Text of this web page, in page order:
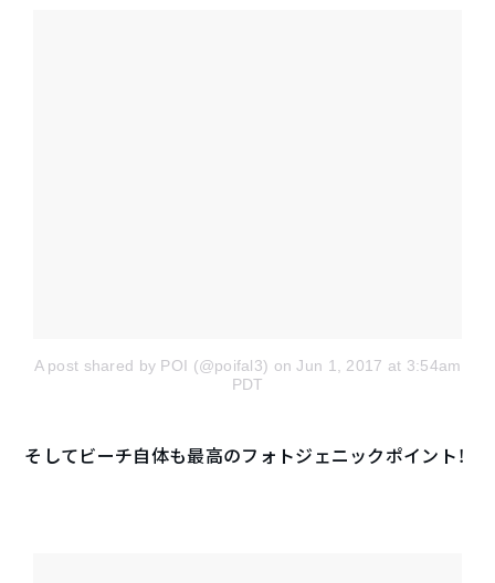
A post shared by POI (@poifal3) on Jun 1, 2017 at 3:54am
PDT
そしてビーチ自体も最高のフォトジェニックポイント！